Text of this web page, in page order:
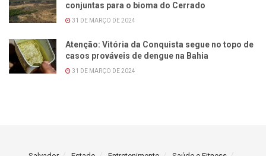
conjuntas para o bioma do Cerrado
31 DE MARÇO DE 2024
Atenção: Vitória da Conquista segue no topo de
casos prováveis de dengue na Bahia
31 DE MARÇO DE 2024